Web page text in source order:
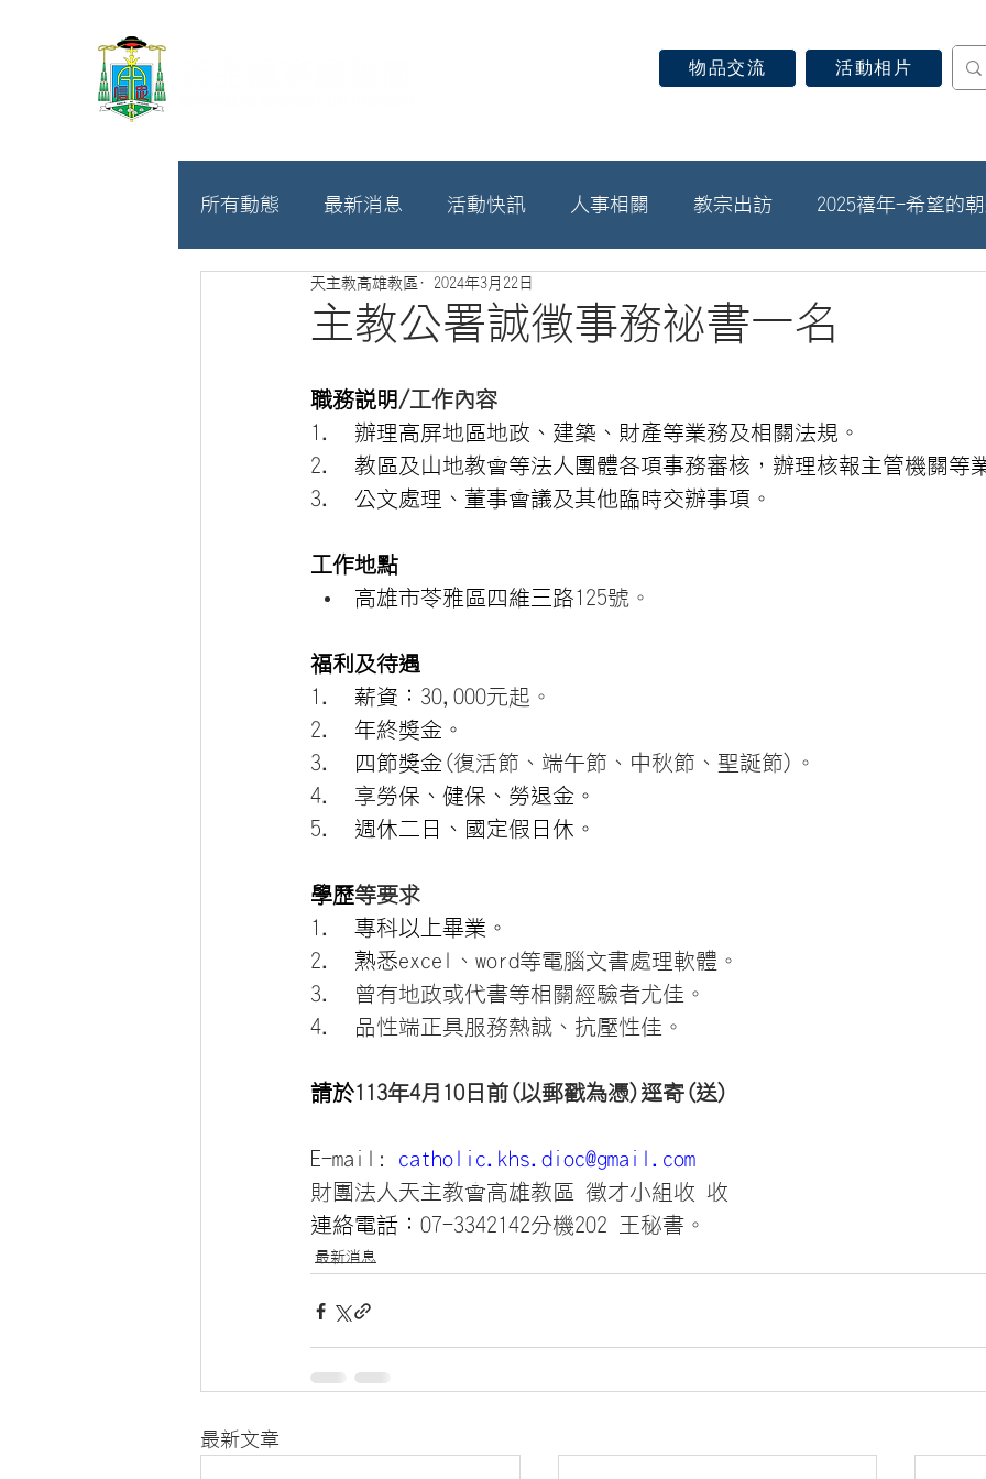
物品交流 活動相片
所有動態 最新消息 活動快訊 人事相關 教宗出訪 2025禧年-希望的
募款相關
主教公署誠徵事務祕書一名
天主教高雄教區 2024年3月22日
職務說明 /工作內容
辦理高屏地區地政、建築、財產等業務及相關法規。
教區及山地教會等法人團體各項事務審核，辦理核報主管機關等
公文處理、董事會議及其他臨時交辦事項。
工作地點
高雄市苓雅區四維三路125號。
福利及待遇
薪資： 30,000元起。
年終獎金。
四節獎金 (復活節、端午節、中秋節、聖誕節)。
享勞保、健保、勞退金。
週休二日、國定假日休。
學歷等要求
專科以上畢業。
熟悉excel、 word等電腦文書處理軟體。
曾有地政或代書等相關經驗者尤佳。
品性端正具服務熱誠、抗壓性佳。
請於113年4月10日前(以郵戳為憑)逕寄(送)
E-mail: catholic.khs.dioc@gmail.com
財團法人天主教會高雄教區 徵才小組收 收
連絡電話： 07-3342142分機202 王秘書。
最新消息
最新文章